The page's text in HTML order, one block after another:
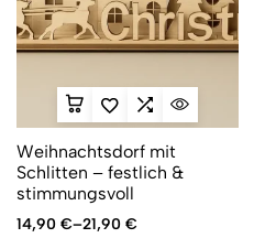
Weihnachtsdorf mit
Schlitten – festlich &
stimmungsvoll
14,90 €–21,90 €